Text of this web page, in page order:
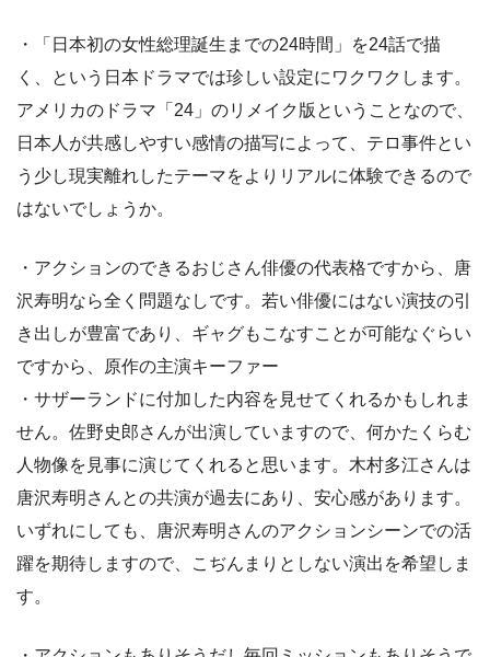
・「日本初の女性総理誕生までの24時間」を24話で描
く、という日本ドラマでは珍しい設定にワクワクします。
アメリカのドラマ「24」のリメイク版ということなので、
日本人が共感しやすい感情の描写によって、テロ事件とい
う少し現実離れしたテーマをよりリアルに体験できるので
はないでしょうか。
・アクションのできるおじさん俳優の代表格ですから、唐
沢寿明なら全く問題なしです。若い俳優にはない演技の引
き出しが豊富であり、ギャグもこなすことが可能なぐらい
ですから、原作の主演キーファー
・サザーランドに付加した内容を見せてくれるかもしれま
せん。佐野史郎さんが出演していますので、何かたくらむ
人物像を見事に演じてくれると思います。木村多江さんは
唐沢寿明さんとの共演が過去にあり、安心感があります。
いずれにしても、唐沢寿明さんのアクションシーンでの活
躍を期待しますので、こぢんまりとしない演出を希望しま
す。